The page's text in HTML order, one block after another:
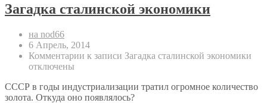
Загадка сталинской экономики
на nod66
6 Апрель, 2014
Комментарии к записи Загадка сталинской экономики
отключены
СССР в годы индустриализации тратил огромное количество
золота. Откуда оно появлялось?